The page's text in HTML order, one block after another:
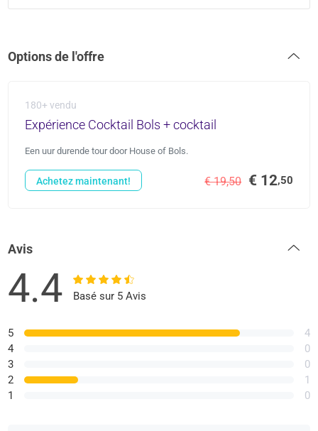
Options de l'offre
180+ vendu
Expérience Cocktail Bols + cocktail
Een uur durende tour door House of Bols.
€ 19,50 € 12,50
Achetez maintenant!
Avis
4.4 Basé sur 5 Avis
5
4
3
2
1
4
0
0
1
0